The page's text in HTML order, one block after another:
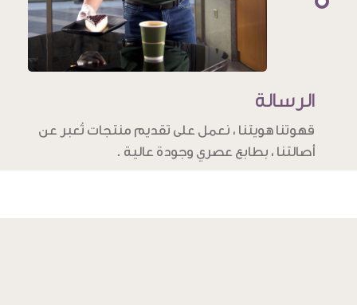
الرسالة
قهوتنا هويتنا ، نعمل على تقديم منتجات تُعبر عن
أصالتنا ، بطابع عصري وجودة عالية .